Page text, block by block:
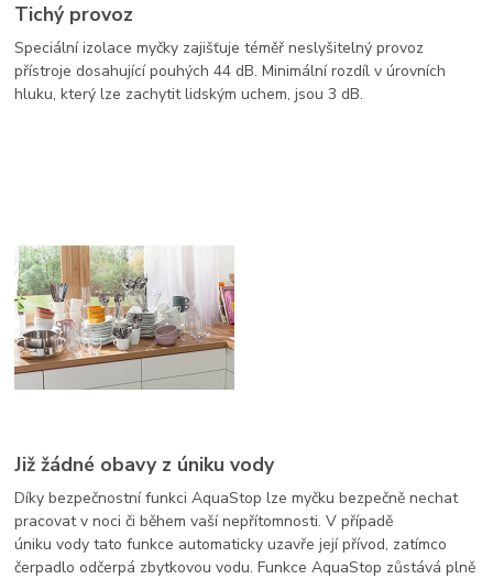
Tichý provoz
Speciální izolace myčky zajišťuje téměř neslyšitelný provoz
přístroje dosahující pouhých 44 dB. Minimální rozdíl v úrovních
hluku, který lze zachytit lidským uchem, jsou 3 dB.
Již žádné obavy z úniku vody
Díky bezpečnostní funkci AquaStop lze myčku bezpečně nechat
pracovat v noci či během vaší nepřítomnosti. V případě
úniku vody tato funkce automaticky uzavře její přívod, zatímco
čerpadlo odčerpá zbytkovou vodu. Funkce AquaStop zůstává plně